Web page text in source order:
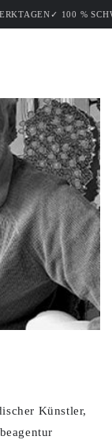
SCHWEDISCHES
Künstler,